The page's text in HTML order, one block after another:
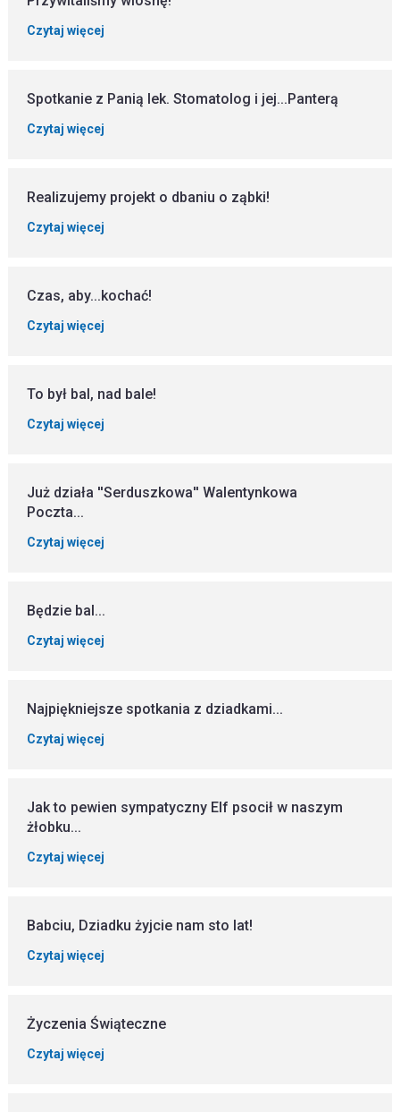
Czytaj więcej
Spotkanie z Panią lek. Stomatolog i jej...Panterą
Czytaj więcej
Realizujemy projekt o dbaniu o ząbki!
Czytaj więcej
Czas, aby...kochać!
Czytaj więcej
To był bal, nad bale!
Czytaj więcej
Już działa ''Serduszkowa'' Walentynkowa
Poczta...
Czytaj więcej
Będzie bal...
Czytaj więcej
Najpiękniejsze spotkania z dziadkami...
Czytaj więcej
Jak to pewien sympatyczny Elf psocił w naszym
żłobku...
Czytaj więcej
Babciu, Dziadku żyjcie nam sto lat!
Czytaj więcej
Życzenia Świąteczne
Czytaj więcej